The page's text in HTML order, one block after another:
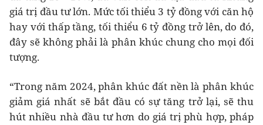
giá trị đầu tư lớn. Mức tối thiểu 3 tỷ đồng với căn hộ
hay với thấp tầng, tối thiểu 6 tỷ đồng trở lên, do đó,
đây sẽ không phải là phân khúc chung cho mọi đối
tượng.
“Trong năm 2024, phân khúc đất nền là phân khúc
giảm giá nhất sẽ bắt đầu có sự tăng trở lại, sẽ thu
hút nhiều nhà đầu tư hơn do giá trị phù hợp, pháp